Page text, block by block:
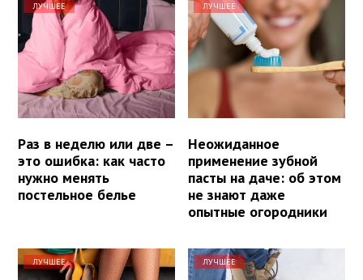
ЛУЧШЕЕ
Раз в неделю или две –
это ошибка: как часто
нужно менять
постельное белье
ЛУЧШЕЕ
Неожиданное
применение зубной
пасты на даче: об этом
не знают даже
опытные огородники
ЛУЧШЕЕ ЛУЧШЕЕ